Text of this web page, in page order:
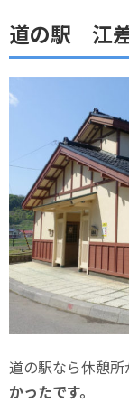
道の駅 江差
道の駅なら休憩
かったです。